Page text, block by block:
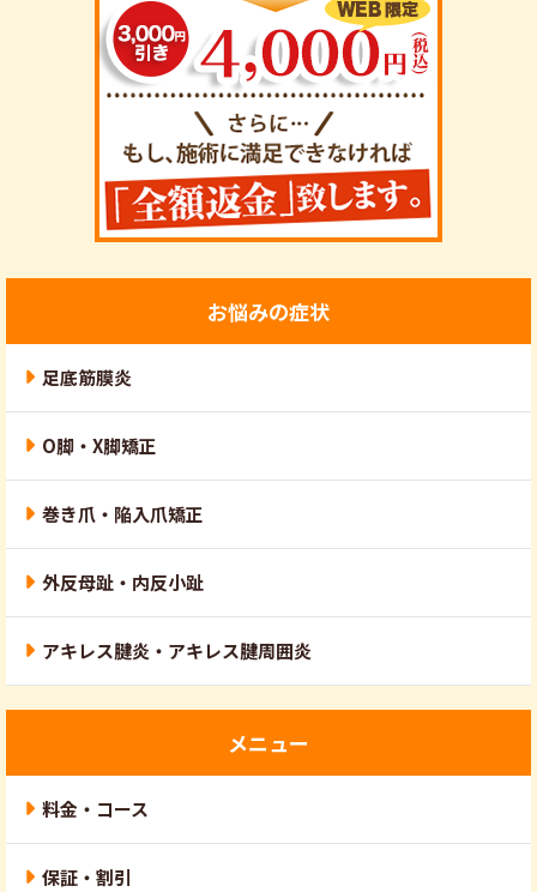
お悩みの症状
足底筋膜炎
O脚・X脚矯正
巻き爪・陥入爪矯正
外反母趾・内反小趾
アキレス腱炎・アキレス腱周囲炎
メニュー
料金・コース
保証・割引